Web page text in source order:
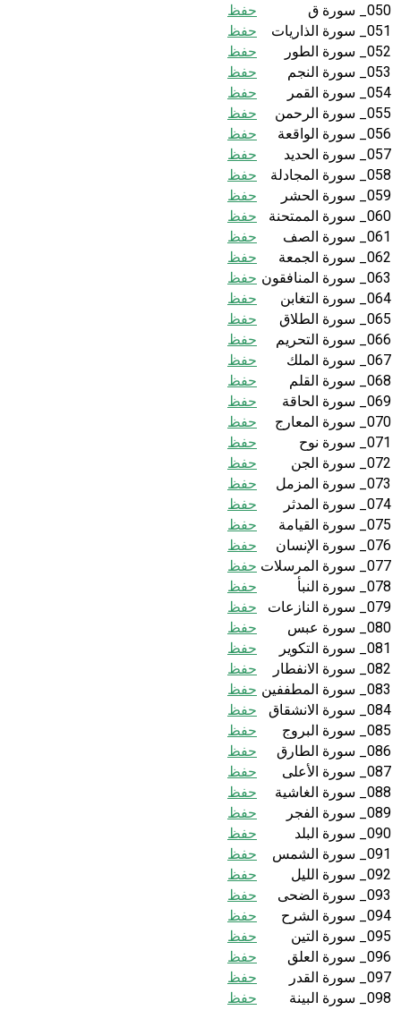
050_ سورة ق
حفظ
051_ سورة الذاريات
حفظ
052_ سورة الطور
حفظ
053_ سورة النجم
حفظ
054_ سورة القمر
حفظ
055_ سورة الرحمن
حفظ
056_ سورة الواقعة
حفظ
057_ سورة الحديد
حفظ
058_ سورة المجادلة
حفظ
059_ سورة الحشر
حفظ
060_ سورة الممتحنة
حفظ
061_ سورة الصف
حفظ
062_ سورة الجمعة
حفظ
063_ سورة المنافقون
حفظ
064_ سورة التغابن
حفظ
065_ سورة الطلاق
حفظ
066_ سورة التحريم
حفظ
067_ سورة الملك
حفظ
068_ سورة القلم
حفظ
069_ سورة الحاقة
حفظ
070_ سورة المعارج
حفظ
071_ سورة نوح
حفظ
072_ سورة الجن
حفظ
073_ سورة المزمل
حفظ
074_ سورة المدثر
حفظ
075_ سورة القيامة
حفظ
076_ سورة الإنسان
حفظ
077_ سورة المرسلات
حفظ
078_ سورة النبأ
حفظ
079_ سورة النازعات
حفظ
080_ سورة عبس
حفظ
081_ سورة التكوير
حفظ
082_ سورة الانفطار
حفظ
083_ سورة المطففين
حفظ
084_ سورة الانشقاق
حفظ
085_ سورة البروج
حفظ
086_ سورة الطارق
حفظ
087_ سورة الأعلى
حفظ
088_ سورة الغاشية
حفظ
089_ سورة الفجر
حفظ
090_ سورة البلد
حفظ
091_ سورة الشمس
حفظ
092_ سورة الليل
حفظ
093_ سورة الضحى
حفظ
094_ سورة الشرح
حفظ
095_ سورة التين
حفظ
096_ سورة العلق
حفظ
097_ سورة القدر
حفظ
098_ سورة البينة
حفظ